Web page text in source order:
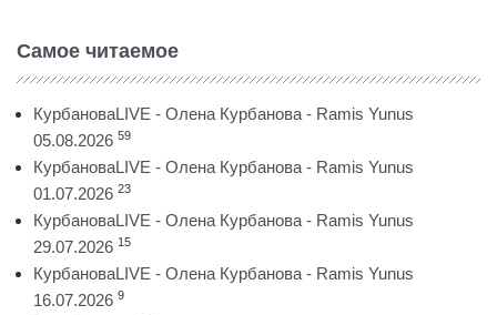
Самое читаемое
КурбановаLIVE - Олена Курбанова - Ramis Yunus
05.08.2026 59
КурбановаLIVE - Олена Курбанова - Ramis Yunus
01.07.2026 23
КурбановаLIVE - Олена Курбанова - Ramis Yunus
29.07.2026 15
КурбановаLIVE - Олена Курбанова - Ramis Yunus
16.07.2026 9